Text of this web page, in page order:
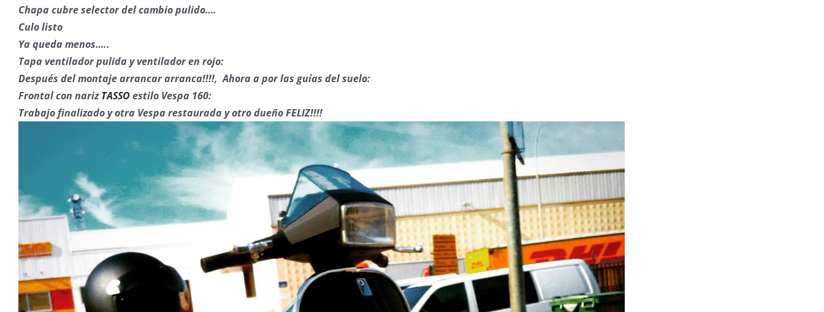
Chapa cubre selector del cambio pulido….
Culo listo
Ya queda menos…..
Tapa ventilador pulida y ventilador en rojo:
Después del montaje arrancar arranca!!!!, Ahora a por las guías del suelo:
Frontal con narizTASSOestilo Vespa 160:
Trabajo finalizado y otra Vespa restaurada y otro dueño FELIZ!!!!